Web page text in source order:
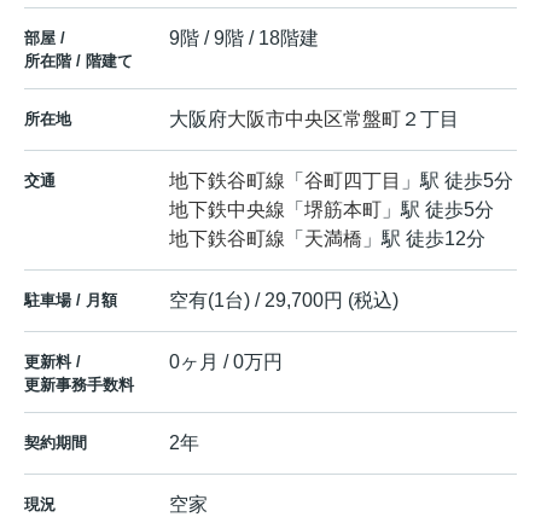
部屋 /
所在階 / 階建て
9階 / 9階 / 18階建
所在地 大阪府大阪市中央区常盤町 ２丁目
交通 地下鉄谷町線 「 谷町四丁目 」駅 徒歩5分
地下鉄中央線 「 堺筋本町 」駅 徒歩5分
地下鉄谷町線 「 天満橋 」駅 徒歩12分
駐車場 / 月額 空有(1台) / 29,700円 (税込)
更新料 /
更新事務手数料
0ヶ月 / 0万円
契約期間 2年
現況 空家